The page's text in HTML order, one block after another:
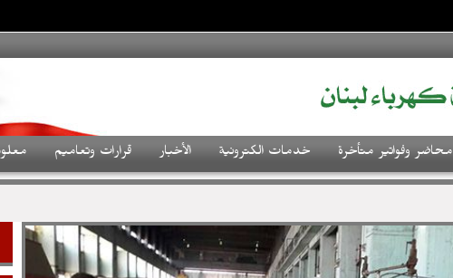
محاضر وفواتير متأخرة خدمات الكترونية الأخبار قرارات وتعاميم